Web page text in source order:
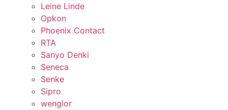
Leine Linde
Opkon
Phoenix Contact
RTA
Sanyo Denki
Seneca
Senke
Sipro
wenglor